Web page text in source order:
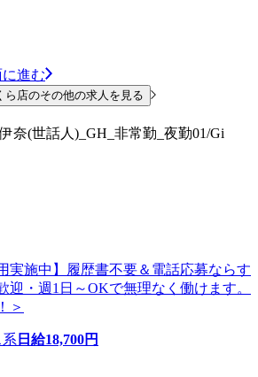
進む
ら店のその他の求人を見る
奈(世話人)_GH_非常勤_夜勤01/Gi
実施中】履歴書不要＆電話応募ならす
・週1日～OKで無理なく働けます。
＞
日給18,700円